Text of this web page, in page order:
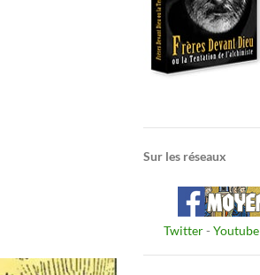
Sur les réseaux
Twitter- Youtube